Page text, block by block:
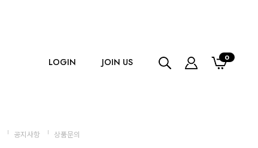
LOGIN JOIN US 0
공지사항 상품문의